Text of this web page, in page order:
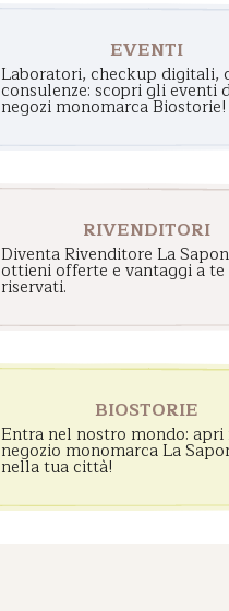
EVENTI
Laboratori, checkup digitali,
consulenze: scopri gli eventi
negozi monomarca Biostorie!
RIVENDITORI
Diventa Rivenditore La
ottieni offerte e vantaggi a te
riservati.
BIOSTORIE
Entra nel nostro mondo: apri
negozio monomarca La
nella tua città!